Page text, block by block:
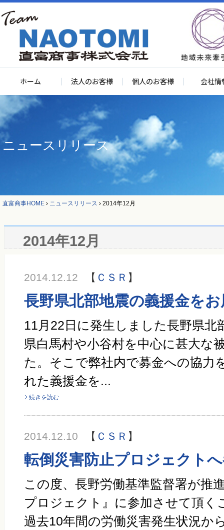
ホーム 法人のお客様 個人のお客様 会社情
ニュースリリース
直富商事HOME › ニュースリリース › 2014年12月
2014年12月
2014.12.12 【 ＣＳＲ 】
長野県北部地震の義援金を
11月22日に発生しました長野県北
県白馬村や小谷村を中心に甚大な
た。そこで弊社内で募金への協力
れた義援金を...
続きを読む
2014.12.10 【 ＣＳＲ 】
転倒災害防止プロジェクト
この度、長野労働基準監督署が推
プロジェクト』に参加させて頂く
過去10年間の労働災害発生状況か